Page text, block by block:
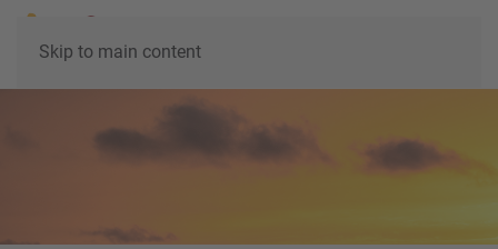
Skip to main content